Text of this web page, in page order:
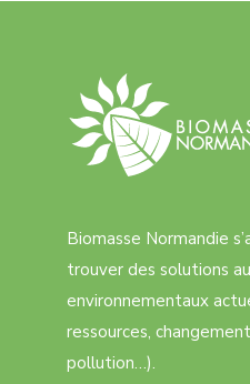
Biomasse Normandie
trouver des solutions
environnementaux
ressources,
pollution…).